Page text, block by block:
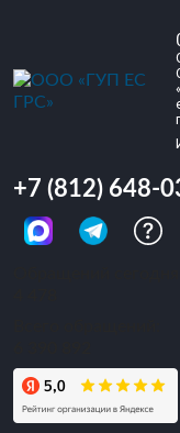
+7 (812) 648-